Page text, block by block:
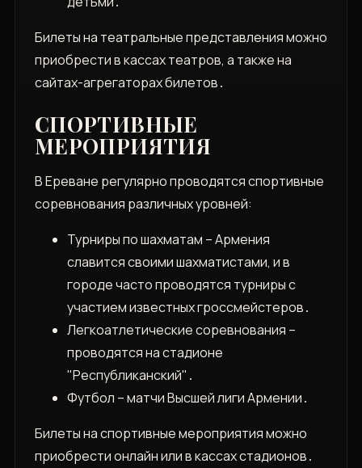
Билеты на театральные представления можно
приобрести в кассах театров, а также на
сайтах-агрегаторах билетов․
СПОРТИВНЫЕ
МЕРОПРИЯТИЯ
В Ереване регулярно проводятся спортивные
соревнования различных уровней:
Турниры по шахматам – Армения
славится своими шахматистами, и в
городе часто проводятся турниры с
участием известных гроссмейстеров․
Легкоатлетические соревнования –
проводятся на стадионе
"Республиканский"․
Футбол – матчи Высшей лиги Армении․
Билеты на спортивные мероприятия можно
приобрести онлайн или в кассах стадионов․